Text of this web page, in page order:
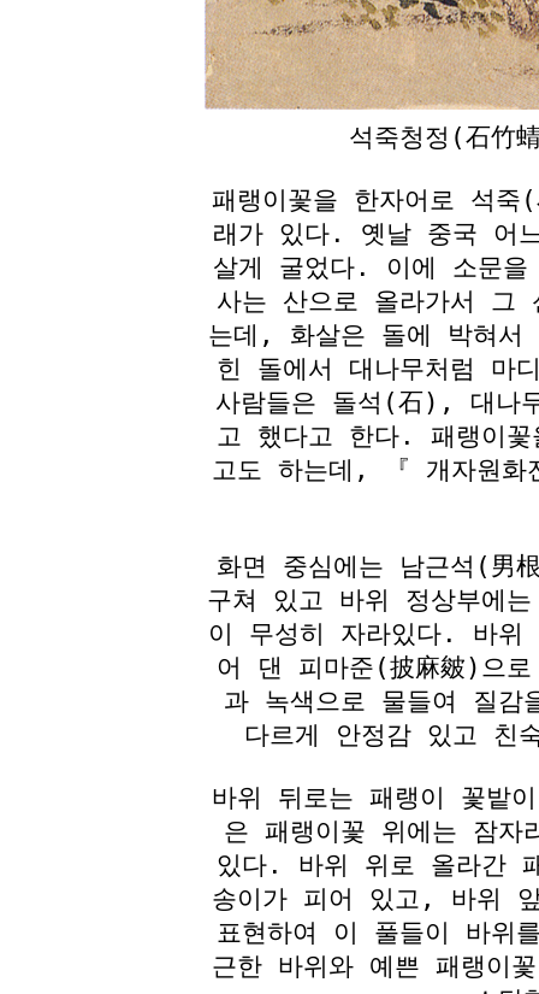
석죽청정(石竹
패랭이꽃을 한자어로 석
래가 있다. 옛날 중국 어
살게 굴었다. 이에 소문
사는 산으로 올라가서 그
는데, 화살은 돌에 박혀서
힌 돌에서 대나무처럼 마
사람들은 돌석(石), 대나
고 했다고 한다. 패랭이
고도 하는데, 『 개자원화
화면 중심에는 남근석(男
구쳐 있고 바위 정상부에
이 무성히 자라있다. 바위
어 댄 피마준(披麻皴)으
과 녹색으로 물들여 질감
다르게 안정감 있고 친
바위 뒤로는 패랭이 꽃밭
은 패랭이꽃 위에는 잠자
있다. 바위 위로 올라간
송이가 피어 있고, 바위
표현하여 이 풀들이 바위
근한 바위와 예쁜 패랭이